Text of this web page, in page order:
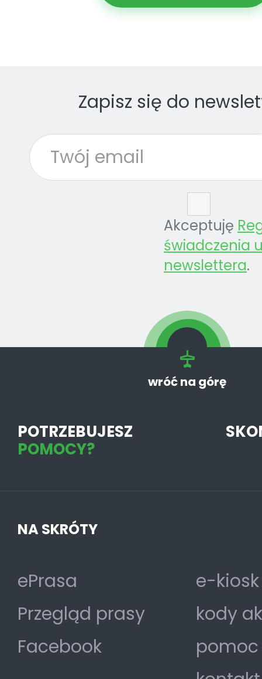
Zapisz się do
Akceptuję
świadczenia
newslettera.
wróć na górę
POTRZEBUJESZ
POMOCY?
NA SKRÓTY
ePrasa
Przegląd prasy
Facebook
e-
kody
pomoc